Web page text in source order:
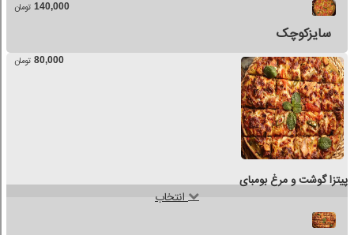
140,000 تومان
سایزکوچک
80,000 تومان
پیتزا گوشت و مرغ بومبای
انتخاب